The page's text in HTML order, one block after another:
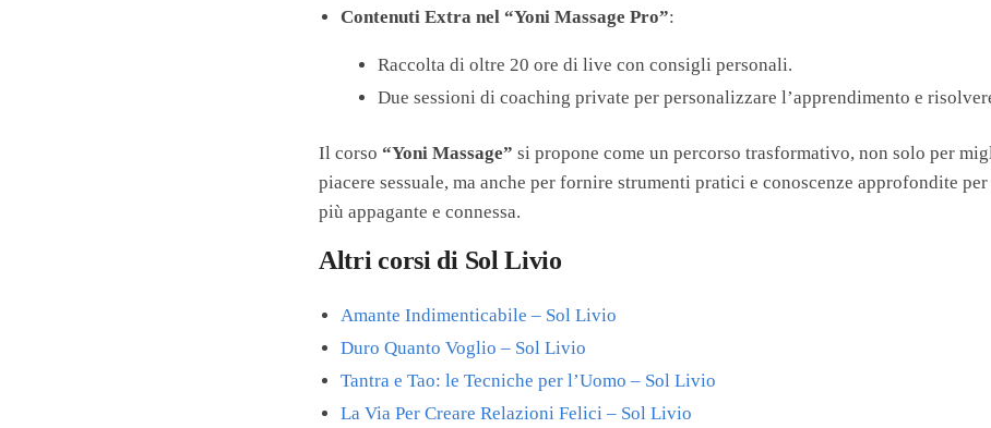
Contenuti Extra nel “Yoni Massage Pro”:
Raccolta di oltre 20 ore di live con consigli personali.
Due sessioni di coaching private per personalizzare l’apprendimento e
Il corso“Yoni Massage” si propone come un percorso trasformativo, non solo per
piacere sessuale, ma anche per fornire strumenti pratici e conoscenze approfondite
più appagante e connessa.
Altri corsi di Sol Livio
Amante Indimenticabile – Sol Livio
Duro Quanto Voglio – Sol Livio
Tantra e Tao: le Tecniche per l’Uomo – Sol Livio
La Via Per Creare Relazioni Felici – Sol Livio